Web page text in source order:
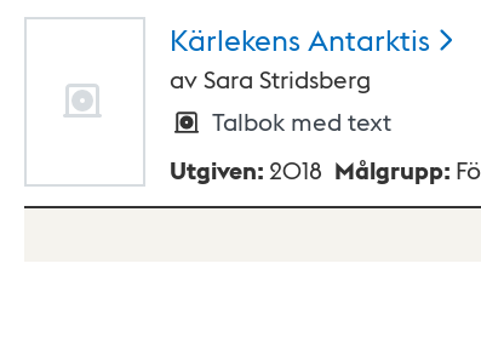
Kärlekens Antarktis
avSara Stridsberg
Talbok med text
Utgiven: 2018 Målgrupp: